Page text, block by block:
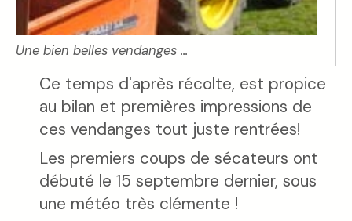
Une bien belles vendanges ...
Ce temps d'après récolte, est propice
au bilan et premières impressions de
ces vendanges tout juste rentrées!
Les premiers coups de sécateurs ont
débuté le 15 septembre dernier, sous
une météo très clémente !